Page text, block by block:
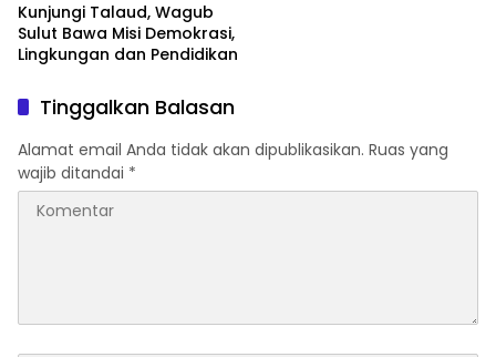
Kunjungi Talaud, Wagub
Sulut Bawa Misi Demokrasi,
Lingkungan dan Pendidikan
Tinggalkan Balasan
Alamat email Anda tidak akan dipublikasikan. Ruas yang
wajib ditandai *